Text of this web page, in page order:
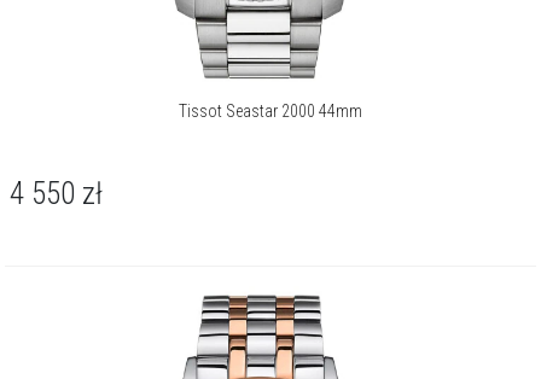
Tissot Seastar 2000 44mm
4 550 zł